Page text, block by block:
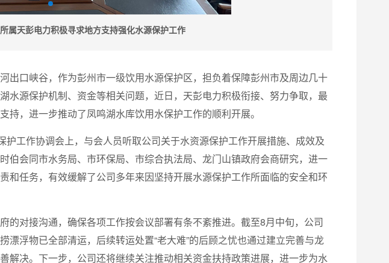
属天彭电力积极寻求地方支持强化水源保护工作
出口峡谷，作为彭州市一级饮用水源保护区，担负着保障彭州市及周边几十
水源保护机制、资金等相关问题，近日，天彭电力积极衔接、努力争取，最
，进一步推动了凤鸣湖水库饮用水保护工作的顺利开展。
工作协调会上，与会人员听取公司关于水资源保护工作开展措施、成效及
伯会同市水务局、市环保局、市综合执法局、龙门山镇政府会商研究，进一
和任务，有效缓解了公司多年来因坚持开展水源保护工作所面临的安全和环
的对接沟通，确保各项工作按会议部署有条不紊推进。截至8月中旬，公司
浮物已全部清运，后续转运处置“老大难”的后顾之忧也通过建立完善与龙
解决。下一步，公司还将继续关注推动相关资金扶持政策进展，进一步为水